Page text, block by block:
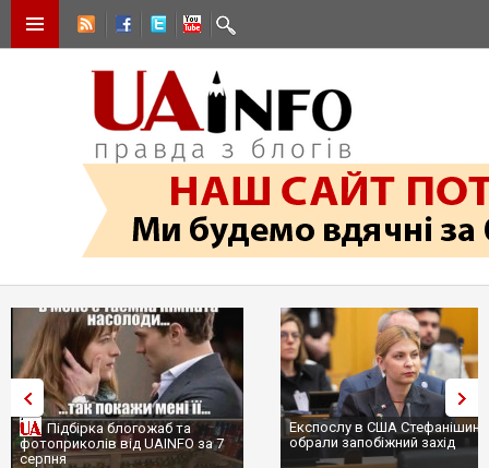
Підбірка блогожаб та
фотоприколів від UAINFO за 7
серпня
Експослу в США
обрали запобіжний захід